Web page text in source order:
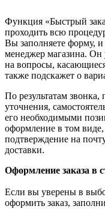
Функция «Быстрый
проходить всю
Вы заполняете форму, и
менеджер магазина. Он
на вопросы,
также подскажет о
По результатам звонка,
уточнения,
его необходимыми
оформление в том виде,
подтверждение на
доставки.
Оформление заказа в
Если вы уверены в
оформить заказ,